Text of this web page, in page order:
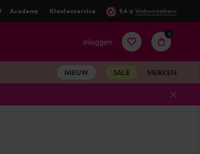
Academy Klantenservice 9,4 @ Webwinkelkeur
Inloggen
0
NIEUW SALE MERKEN